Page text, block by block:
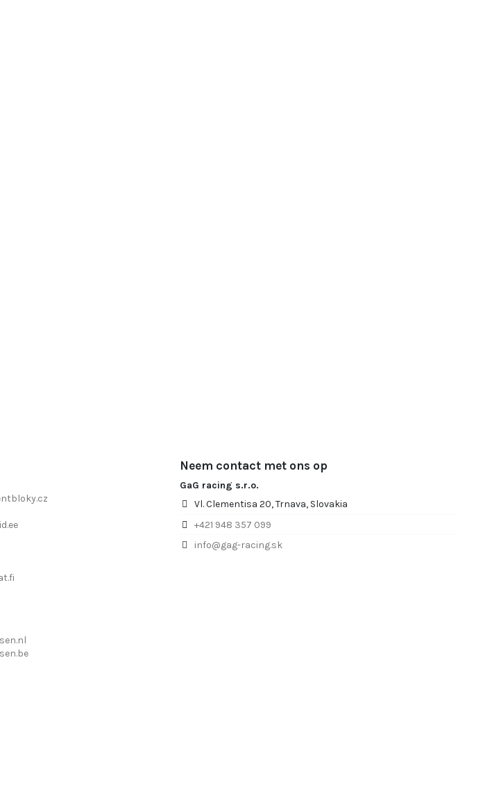
Neem contact met ons op
GaG racing s.r.o.
Vl. Clementisa 20, Trnava, Slovakia
+421 948 357 099
info@gag-racing.sk